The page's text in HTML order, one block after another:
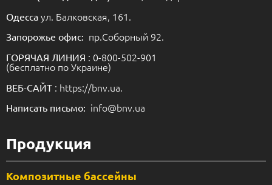
Одесса ул. Балковская, 161.
Запорожье офис: пр.Соборный 92.
ГОРЯЧАЯ ЛИНИЯ : 0-800-502-901
(бесплатно по Украине)
ВЕБ-САЙТ : https://bnv.ua.
Написать письмо: info@bnv.ua
Продукция
Композитные бассейны